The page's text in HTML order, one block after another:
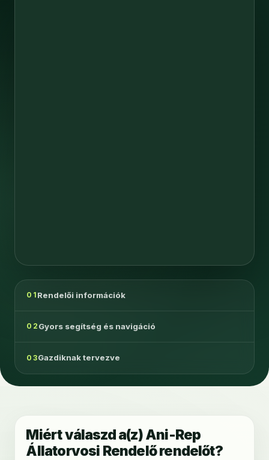
01 Rendelői információk
02 Gyors segítség és navigáció
03Gazdiknak tervezve
Miért válaszd a(z) Ani-Rep
Állatorvosi Rendelő rendelőt?